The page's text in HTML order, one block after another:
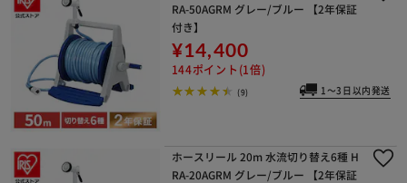
RA-50AGRM グレー/ブルー 【2年保証
付き】
¥14,400
144ポイント(1倍)
(9) 1～3日以内発送
ホースリール 20m 水流切り替え6種 H
RA-20AGRM グレー/ブルー 【2年保証